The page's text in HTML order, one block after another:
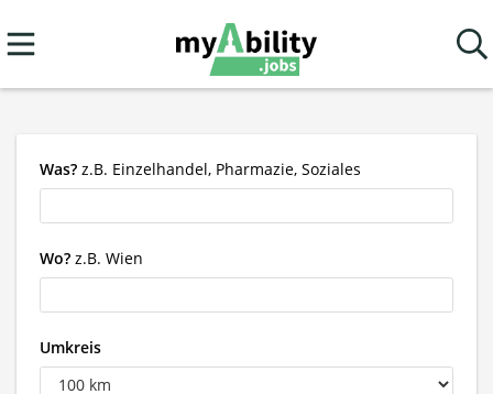
Was? z.B. Einzelhandel, Pharmazie, Soziales
Wo? z.B. Wien
Umkreis